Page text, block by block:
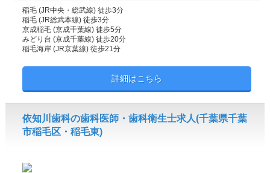
稲毛 (JR中央・総武線) 徒歩3分
稲毛 (JR総武本線) 徒歩3分
京成稲毛 (京成千葉線) 徒歩5分
みどり台 (京成千葉線) 徒歩20分
稲毛海岸 (JR京葉線) 徒歩21分
詳細はこちら
依知川歯科の歯科医師・歯科衛生士求人(千葉県千葉
市稲毛区・稲毛東)